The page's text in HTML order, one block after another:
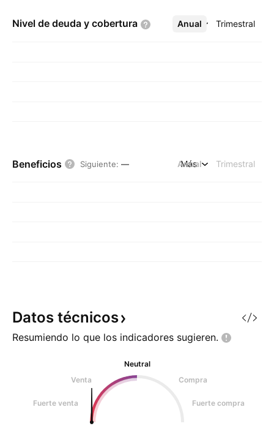
Nivel de deuda y cobertura Anual Trimestral
Más
Beneficios Siguiente: — Anual Trimestral
Más
Datos técnicos
Resumiendo lo que los indicadores sugieren.
Neutral
Venta
Compra
Fuerte venta Fuerte compra